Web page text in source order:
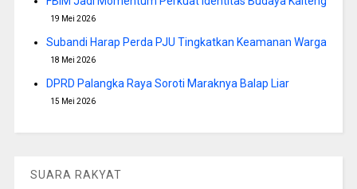
19 Mei 2026
Subandi Harap Perda PJU Tingkatkan Keamanan Warga
18 Mei 2026
DPRD Palangka Raya Soroti Maraknya Balap Liar
15 Mei 2026
SUARA RAKYAT